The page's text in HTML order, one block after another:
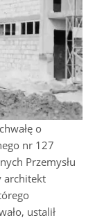
o
nr 127
Przemysłu
architekt
ustalił